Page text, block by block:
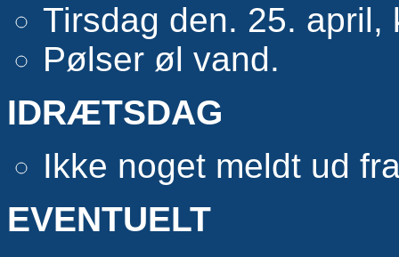
Tirsdag den. 25. april,
Pølser øl vand.
IDRÆTSDAG
Ikke noget meldt ud
EVENTUELT